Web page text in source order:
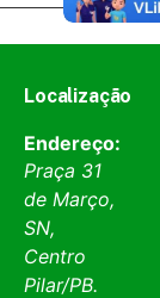
Localização
Endereço:
Praça 31
de Março,
SN,
Centro
Pilar/PB.